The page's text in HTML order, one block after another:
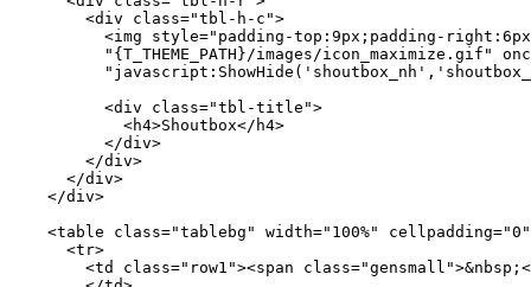
        <div class="tbl-h-c">
<img style="padding-top:9px;padding-
"{T_THEME_PATH}/images/icon_maximize.gif"
          <div class="tbl-title">
            <h4>Shoutbox</h4>
          </div>
        </div>
      </div>
    </div>
<table class="tablebg" width="100%"
      <tr>
<td class="row1"><span